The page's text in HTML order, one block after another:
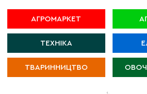
АГРОМАРКЕТ
ТЕХНІКА
ТВАРИННИЦТВО